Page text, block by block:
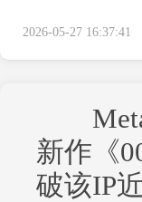
2026-05-27
新作《
破该IP